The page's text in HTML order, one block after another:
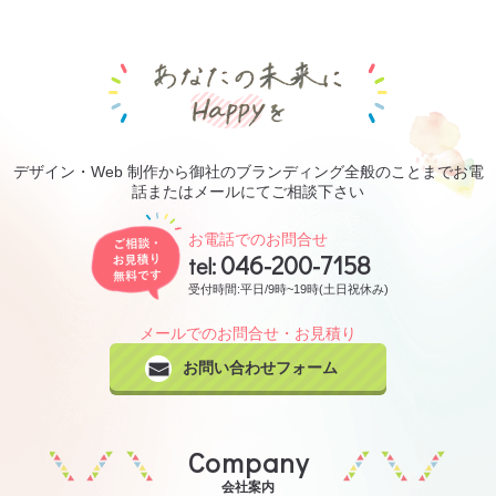
デザイン・Web 制作から御社のブランディング全般のことまでお電
話またはメールにてご相談下さい
お電話でのお問合せ
tel:046-200-7158
受付時間:平日/9時~19時(土日祝休み)
メールでのお問合せ・お見積り
お問い合わせフォーム
Company
会社案内